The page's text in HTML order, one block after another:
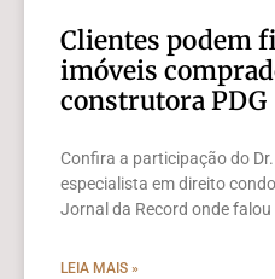
Clientes podem
imóveis
construtora PDG
Confira a participação do
especialista em direito
Jornal da Record onde falou
LEIA MAIS »